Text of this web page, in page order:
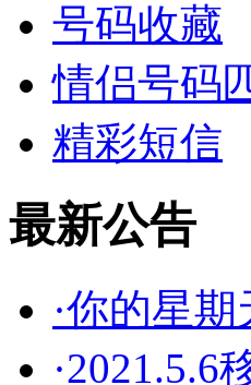
号码收藏
情侣号码
精彩短信
最新公告
·你的星
·2021.5.6